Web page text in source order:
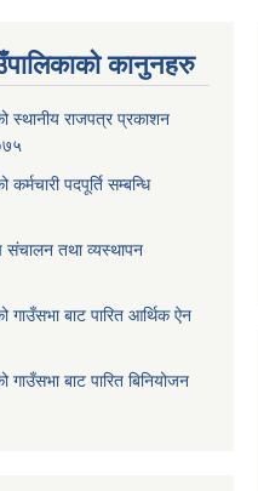
कानुनहरु
स्थानीय राजपत्र प्रकाशन
कर्मचारी पदपूर्ति सम्बन्धि
संचालन तथा व्यस्थापन
गाउँसभा बाट पारित आर्थिक ऐन
गाउँसभा बाट पारित बिनियोजन